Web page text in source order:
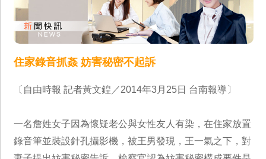
住家錄音抓姦 妨害秘密不起訴
〔自由時報 記者黃文鍠／2014年3月25日 台南報導〕
一名詹姓女子因為懷疑老公與女性友人有染，在住家放置
錄音筆並裝設針孔攝影機，被王男發現，王一氣之下，對